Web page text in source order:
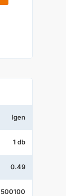
Igen
1 db
0.49